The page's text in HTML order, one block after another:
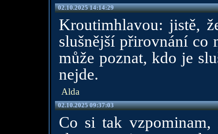
02.10.2025 14:14:29
Kroutimhlavou: jistě,
slušnější přirovnání co
může poznat, kdo je
nejde.
Alda
02.10.2025 09:37:03
Co si tak